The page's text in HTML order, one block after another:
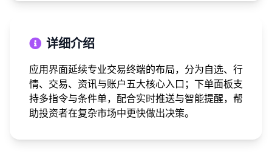
详细介绍
应用界面延续专业交易终端的布局，分为自选、行
情、交易、资讯与账户五大核心入口；下单面板支
持多指令与条件单，配合实时推送与智能提醒，帮
助投资者在复杂市场中更快做出决策。